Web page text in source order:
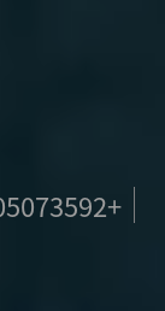
+86-18505073592